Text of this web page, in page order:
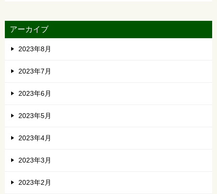
アーカイブ
2023年8月
2023年7月
2023年6月
2023年5月
2023年4月
2023年3月
2023年2月